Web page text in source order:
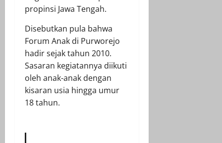
propinsi Jawa Tengah.
Disebutkan pula bahwa
Forum Anak di Purworejo
hadir sejak tahun 2010.
Sasaran kegiatannya diikuti
oleh anak-anak dengan
kisaran usia hingga umur
18 tahun.